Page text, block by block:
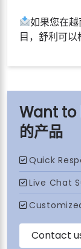
的产品
如果您在
目，舒利可以